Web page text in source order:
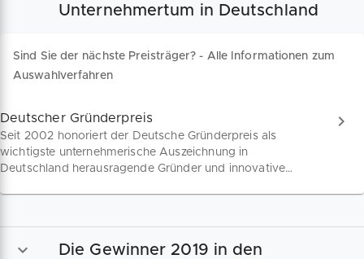
Unternehmertum in Deutschland
Sind Sie der nächste Preisträger? - Alle Informationen zum
Auswahlverfahren
Deutscher Gründerpreis
Seit 2002 honoriert der Deutsche Gründerpreis als
wichtigste unternehmerische Auszeichnung in
Deutschland herausragende Gründer und innovative
Vergabekriterien für ambitionierte Preisträger.
Die Gewinner 2019 in den